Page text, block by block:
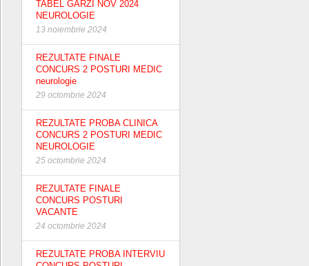
TABEL GARZI NOV 2024
NEUROLOGIE
13 noiembrie 2024
REZULTATE FINALE
CONCURS 2 POSTURI MEDIC
neurologie
29 octombrie 2024
REZULTATE PROBA CLINICA
CONCURS 2 POSTURI MEDIC
NEUROLOGIE
25 octombrie 2024
REZULTATE FINALE
CONCURS POSTURI
VACANTE
24 octombrie 2024
REZULTATE PROBA INTERVIU